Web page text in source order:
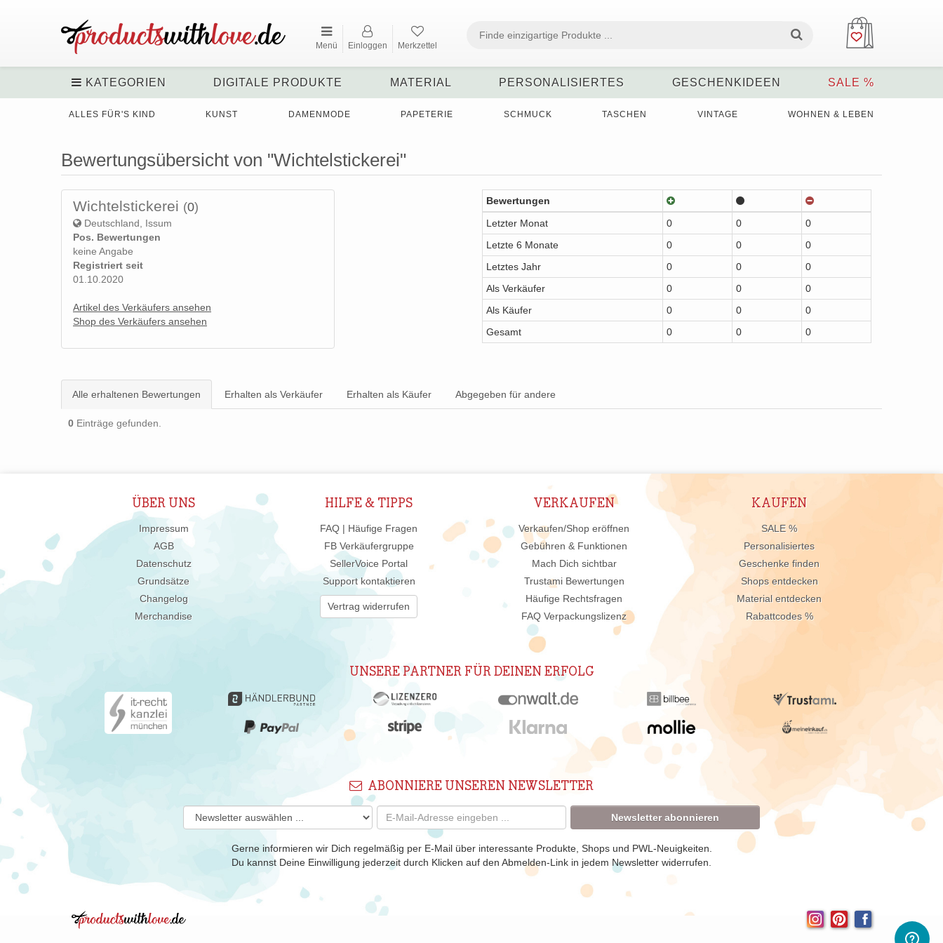
Menü Einloggen Merkzettel
KATEGORIEN DIGITALE PRODUKTE MATERIAL PERSONALISIERTES GESCHENKIDEEN SALE %
ALLES FÜR'S KIND KUNST DAMENMODE PAPETERIE SCHMUCK TASCHEN VINTAGE WOHNEN & LEBEN
Bewertungsübersicht von "Wichtelstickerei"
Wichtelstickerei (0)
Deutschland, Issum
Pos. Bewertungen
keine Angabe
Registriert seit
01.10.2020
Artikel des Verkäufers ansehen
Shop des Verkäufers ansehen
Bewertungen
Letzter Monat
0 0
0
Letzte 6 Monate
0 0
0
Letztes Jahr
0 0
0
Als Verkäufer
0 0
0
Als Käufer
0 0
0
Gesamt
0 0 0
Alle erhaltenen Bewertungen Erhalten als Verkäufer Erhalten als Käufer Abgegeben für andere
0 Einträge gefunden.
ÜBER UNS
Impressum
AGB
Datenschutz
Grundsätze
Changelog
Merchandise
HILFE & TIPPS
FAQ | Häufige Fragen
FB Verkäufergruppe
SellerVoice Portal
Support kontaktieren
Vertrag widerrufen
VERKAUFEN
Verkaufen/Shop eröffnen
Gebühren & Funktionen
Mach Dich sichtbar
Trustami Bewertungen
Häufige Rechtsfragen
FAQ Verpackungslizenz
KAUFEN
SALE %
Personalisiertes
Geschenke finden
Shops entdecken
Material entdecken
Rabattcodes %
UNSERE PARTNER FÜR DEINEN ERFOLG
ABONNIERE UNSEREN NEWSLETTER
Newsletter abonnieren
Gerne informieren wir Dich regelmäßig per E-Mail über interessante Produkte, Shops und PWL-Neuigkeiten.
Du kannst Deine Einwilligung jederzeit durch Klicken auf den Abmelden-Link in jedem Newsletter widerrufen.